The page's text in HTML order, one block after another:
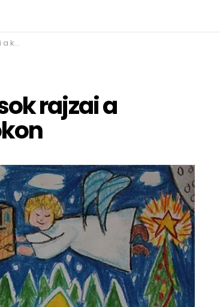
rajzai a